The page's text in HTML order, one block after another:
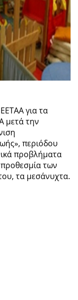
για τα
μετά την
περιόδου
προβλήματα
των
τα μεσάνυχτα.